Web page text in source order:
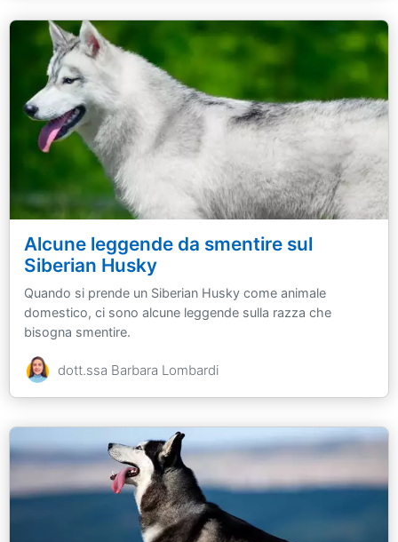
Alcune leggende da smentire sul
Siberian Husky
Quando si prende un Siberian Husky come animale
domestico, ci sono alcune leggende sulla razza che
bisogna smentire.
dott.ssa Barbara Lombardi